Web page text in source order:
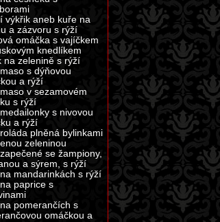
výkřik aneb kuře na
a zázvoru s rýží
omáčka s vajíčkem
knedlíkem
na zelenině s rýží
s dýňovou
a rýží
v sezamovém
s rýží
s nivovou
a rýží
plněná bylinkami
zeleninou
se žampiony,
a sýrem, s rýží
mandarinkách s rýží
paprice s
pomerančích s
omáčkou a